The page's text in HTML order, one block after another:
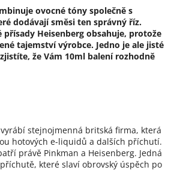
ovocné tóny společně s
dodávají směsi ten správný říz.
Heisenberg obsahuje, protože
tajemství výrobce. Jedno je ale jisté
že Vám 10ml balení rozhodně
stejnojmenná britská firma, která
hotových e-liquidů a dalších příchutí.
právě Pinkman a Heisenberg. Jedná
které slaví obrovský úspěch po